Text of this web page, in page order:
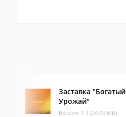
Заставка "Богатый
Урожай"
Версия: 1.1 (24.05 МБ)